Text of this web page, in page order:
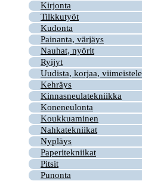
Kirjonta
Tilkkutyöt
Kudonta
Painanta, värjäys
Nauhat, nyörit
Ryijyt
Uudista, korjaa, viimeistele
Kehräys
Kinnasneulatekniikka
Koneneulonta
Koukkuaminen
Nahkatekniikat
Nypläys
Paperitekniikat
Pitsit
Punonta